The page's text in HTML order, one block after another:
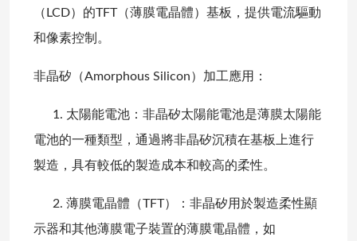
（LCD）的TFT（薄膜電晶體）基板，提供電流驅動
和像素控制。
非晶矽（Amorphous Silicon）加工應用：
1. 太陽能電池：非晶矽太陽能電池是薄膜太陽能
電池的一種類型，通過將非晶矽沉積在基板上進行
製造，具有較低的製造成本和較高的柔性。
2. 薄膜電晶體（TFT）：非晶矽用於製造柔性顯
示器和其他薄膜電子裝置的薄膜電晶體，如